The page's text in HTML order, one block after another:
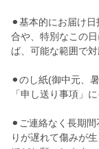
⚫︎基本的にお届け
合や、特別なこの
ば、可能な範囲で
⚫︎のし紙(御中元、
「申し送り事項」
⚫︎ご連絡なく長期
りが遅れて傷みが